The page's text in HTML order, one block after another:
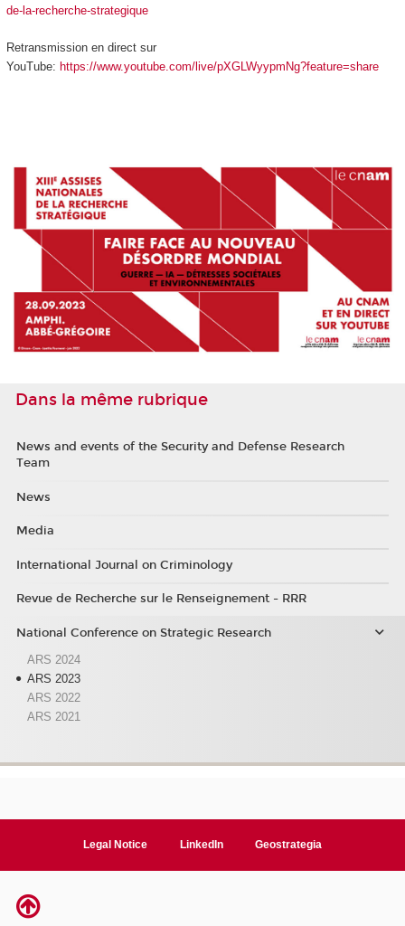
de-la-recherche-strategique
Retransmission en direct sur
YouTube: https://www.youtube.com/live/pXGLWyypmNg?feature=share
Dans la même rubrique
News and events of the Security and Defense Research
Team
News
Media
International Journal on Criminology
Revue de Recherche sur le Renseignement - RRR
National Conference on Strategic Research
ARS 2024
ARS 2023
ARS 2022
ARS 2021
Legal Notice LinkedIn Geostrategia